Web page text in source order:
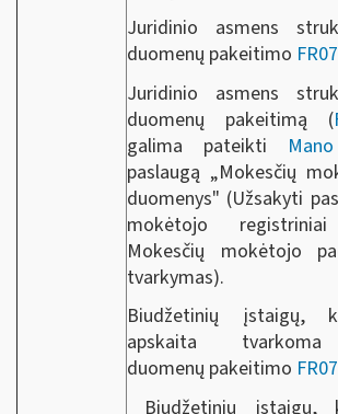
Juridinio asmens
duomenų pakeitimo
Juridinio asmens
duomenų pakeitimą (
galima pateikti
paslaugą „Mokesčių
duomenys" (Užsakyti
mokėtojo
Mokesčių mokėtojo
tvarkymas).
Biudžetinių įstaigų,
apskaita tvarkoma
duomenų pakeitimo
Biudžetinių įstaigų,